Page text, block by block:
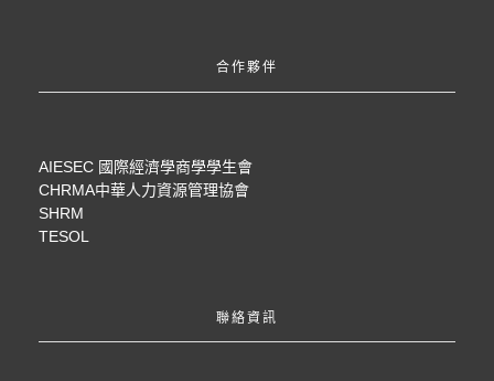
合作夥伴
AIESEC 國際經濟學商學學生會
CHRMA中華人力資源管理協會
SHRM
TESOL
聯絡資訊